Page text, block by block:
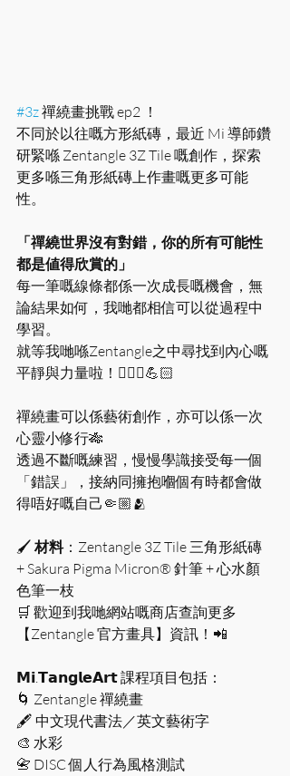
#3z 禪繞畫挑戰 ep2 ！
不同於以往嘅方形紙磚，最近 Mi 導師鑽
研緊喺 Zentangle 3Z Tile 嘅創作，探索
更多喺三角形紙磚上作畫嘅更多可能
性。
「禪繞世界沒有對錯，你的所有可能性
都是値得欣賞的」
每一筆嘅線條都係一次成長嘅機會，無
論結果如何，我哋都相信可以從過程中
學習。
就等我哋喺Zentangle之中尋找到內心嘅
平靜與力量啦！🧘🏻‍♀️💪🏻
禪繞畫可以係藝術創作，亦可以係一次
心靈小修行🎋
透過不斷嘅練習，慢慢學識接受每一個
「錯誤」，接納同擁抱嗰個有時都會做
得唔好嘅自己🤏🏼🫂
🖌️ 材料：Zentangle 3Z Tile 三角形紙磚
+ Sakura Pigma Micron® 針筆 + 心水顏
色筆一枝
🛒 歡迎到我哋網站嘅商店查詢更多
【Zentangle 官方畫具】資訊！📲
𝗠𝗶.𝗧𝗮𝗻𝗴𝗹𝗲𝗔𝗿𝘁 課程項目包括：
🌀 Zentangle 禪繞畫
🖋 中文現代書法／英文藝術字
🎨 水彩
📇 DISC 個人行為風格測試